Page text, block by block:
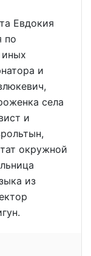
Евдокия
по
и
села
и
окружной
из